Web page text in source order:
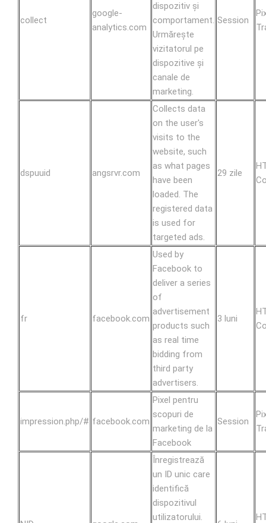
collect
google-
analytics.com
dispozitiv și
comportament.
Urmărește
vizitatorul pe
dispozitive și
canale de
marketing.
Session
dspuuid angsrvr.com
Collects data
on the user's
visits to the
website, such
as what pages
have been
loaded. The
registered data
is used for
targeted ads.
29 zile
fr facebook.com
Used by
Facebook to
deliver a series
of
advertisement
products such
as real time
bidding from
third party
advertisers.
3 luni
impression.php/# facebook.com
Pixel pentru
scopuri de
marketing de la
Facebook
Session
Înregistrează
un ID unic care
identifică
dispozitivul
utilizatorului.